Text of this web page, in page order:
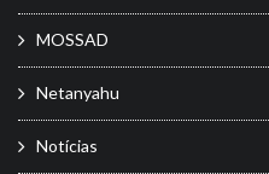
MOSSAD
Netanyahu
Notícias